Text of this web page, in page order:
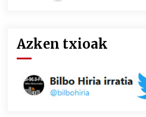
Azken txioak